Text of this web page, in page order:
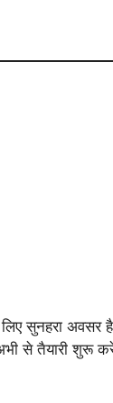
सुनहरा अवसर
से तैयारी शुरू